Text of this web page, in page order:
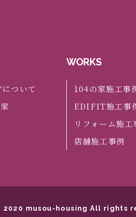
ついて
WORKS
104の家施工事
EDIFIT施工事
リフォーム施工
店舗施工事例
2020 musou-housing All rights